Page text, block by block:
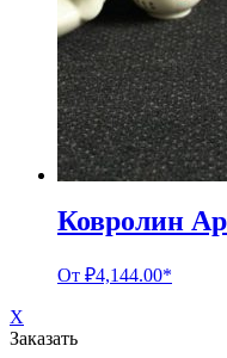
Ковролин
От ₽4,144.00*
X
Заказать